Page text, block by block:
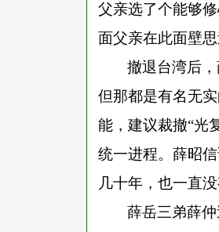
父亲选了个能够
面父亲在此面壁
撤退台湾后
但那都是有名无
能，建议裁撤“光
统一进程。薛昭
几十年，也一直没
薛岳三弟薛